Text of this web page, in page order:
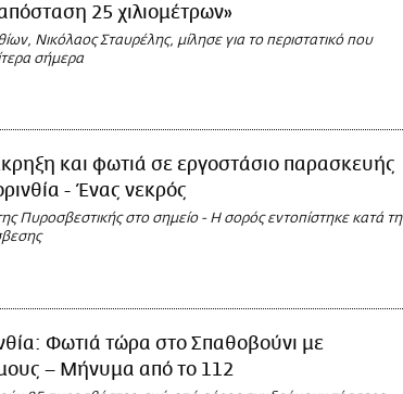
25 χιλιομέτρων»
Νικόλαος Σταυρέλης, μίλησε για το περιστατικό που
σήμερα
και φωτιά σε εργοστάσιο παρασκευής
- Ένας νεκρός
Πυροσβεστικής στο σημείο - Η σορός εντοπίστηκε κατά τη
Φωτιά τώρα στο Σπαθοβούνι με
– Μήνυμα από το 112